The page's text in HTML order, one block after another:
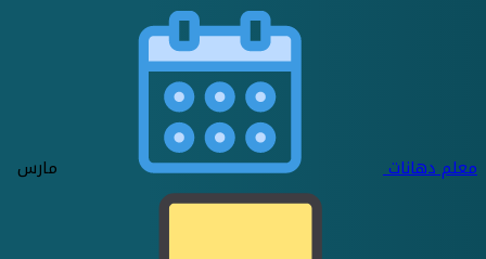
معلم دهانات مارس